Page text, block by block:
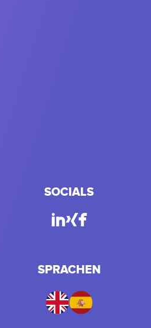
SOCIALS
SPRACHEN